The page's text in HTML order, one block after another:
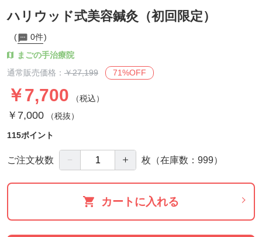
ハリウッド式美容鍼灸（初回限定）
0件
まごの手治療院
通常販売価格： ￥27,199 71%OFF
￥7,700 （税込）
￥7,000（税抜）
115ポイント
ご注文枚数 － ＋ 枚 （在庫数：999）
カートに入れる